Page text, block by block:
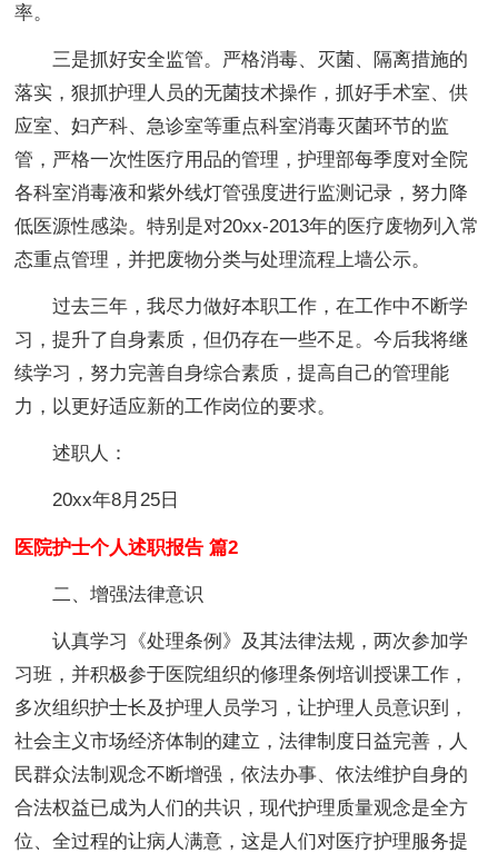
率。
三是抓好安全监管。严格消毒、灭菌、隔离措施的
落实，狠抓护理人员的无菌技术操作，抓好手术室、供
应室、妇产科、急诊室等重点科室消毒灭菌环节的监
管，严格一次性医疗用品的管理，护理部每季度对全院
各科室消毒液和紫外线灯管强度进行监测记录，努力降
低医源性感染。特别是对20xx-2013年的医疗废物列入常
态重点管理，并把废物分类与处理流程上墙公示。
过去三年，我尽力做好本职工作，在工作中不断学
习，提升了自身素质，但仍存在一些不足。今后我将继
续学习，努力完善自身综合素质，提高自己的管理能
力，以更好适应新的工作岗位的要求。
述职人：
20xx年8月25日
医院护士个人述职报告 篇2
二、增强法律意识
认真学习《处理条例》及其法律法规，两次参加学
习班，并积极参于医院组织的修理条例培训授课工作，
多次组织护士长及护理人员学习，让护理人员意识到，
社会主义市场经济体制的建立，法律制度日益完善，人
民群众法制观念不断增强，依法办事、依法维护自身的
合法权益已成为人们的共识，现代护理质量观念是全方
位、全过程的让病人满意，这是人们对医疗护理服务提